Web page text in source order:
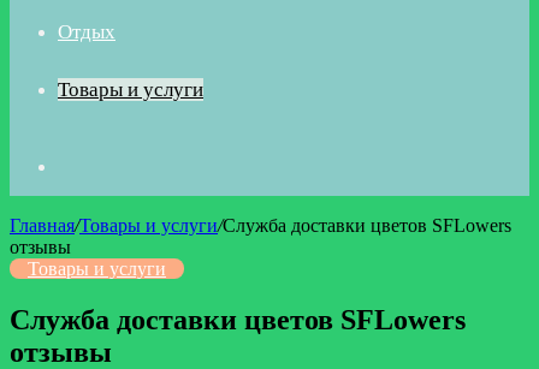
Отдых
Товары и услуги
Главная/Товары и услуги/Служба доставки цветов SFLowers
отзывы
Товары и услуги
Служба доставки цветов SFLowers
отзывы